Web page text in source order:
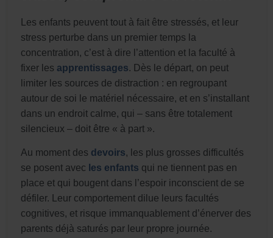
Les enfants peuvent tout à fait être stressés, et leur
stress perturbe dans un premier temps la
concentration, c’est à dire l’attention et la faculté à
fixer les apprentissages. Dès le départ, on peut
limiter les sources de distraction : en regroupant
autour de soi le matériel nécessaire, et en s’installant
dans un endroit calme, qui – sans être totalement
silencieux – doit être « à part ».
Au moment des devoirs, les plus grosses difficultés
se posent avec les enfants qui ne tiennent pas en
place et qui bougent dans l’espoir inconscient de se
défiler. Leur comportement dilue leurs facultés
cognitives, et risque immanquablement d’énerver des
parents déjà saturés par leur propre journée.